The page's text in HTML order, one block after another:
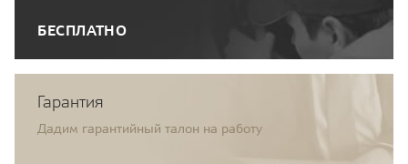
БЕСПЛАТНО
Гарантия
Дадим гарантийный талон на работу